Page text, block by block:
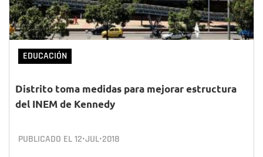
EDUCACIÓN
Distrito toma medidas para mejorar estructura
del INEM de Kennedy
PUBLICADO EL12•JUL•2018